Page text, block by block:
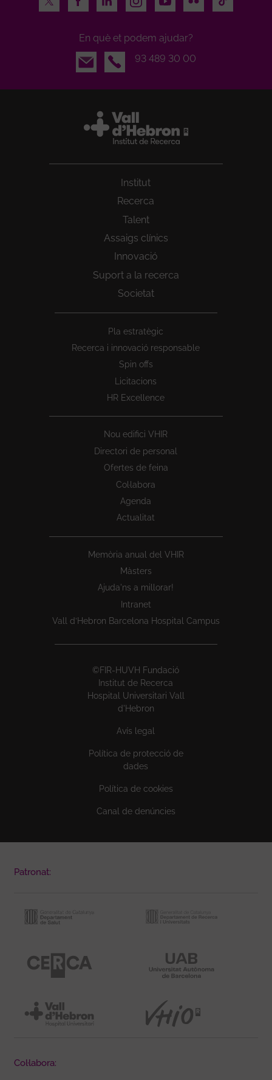
En què et podem ajudar?
Email
93 489 30 00
Institut
Recerca
Talent
Assaigs clínics
Innovació
Suport a la recerca
Societat
Pla estratègic
Recerca i innovació responsable
Spin offs
Licitacions
HR Excellence
Nou edifici VHIR
Directori de personal
Ofertes de feina
Col·labora
Agenda
Actualitat
Memòria anual del VHIR
Màsters
Ajuda'ns a millorar!
Intranet
Vall d’Hebron Barcelona Hospital Campus
©FIR-HUVH Fundació
Institut de Recerca
Hospital Universitari Vall
d'Hebron
Avís legal
Política de protecció de
dades
Política de cookies
Canal de denúncies
Patronat:
Col·labora: